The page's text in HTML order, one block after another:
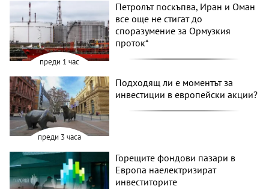
преди 1 час
Петролът поскъпва, Иран и Оман
все още не стигат до
споразумение за Ормузкия
проток*
преди 3 часа
Подходящ ли е моментът за
инвестиции в европейски акции?
Горещите фондови пазари в
Европа наелектризират
инвеститорите